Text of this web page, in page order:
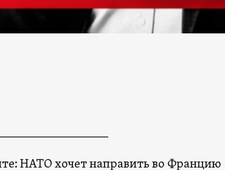
НАТО хочет направить во Францию